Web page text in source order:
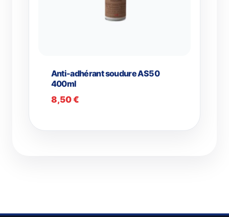
Anti-adhérant soudure AS50
400ml
8,50€